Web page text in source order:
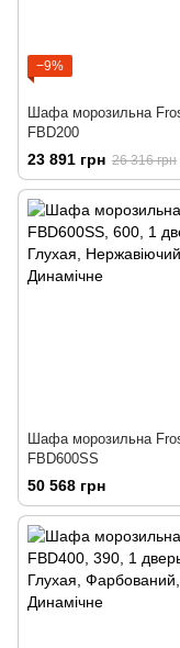
−9%
Шафа морозильна
FBD200
23 891 грн 26 316 грн
Шафа морозильна
FBD600SS
50 568 грн